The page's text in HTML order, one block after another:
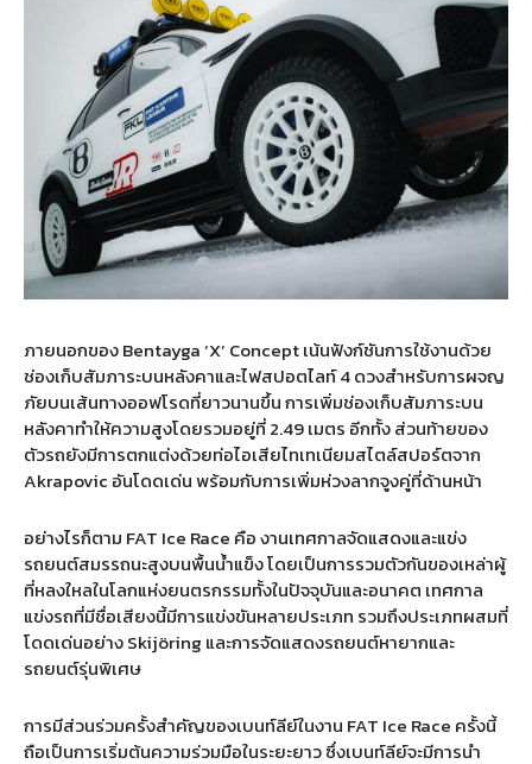
ภายนอกของBentayga ‘X’ Conceptเน้นฟังก์ชันการใช้งานด้วย
ช่องเก็บสัมภาระบนหลังคาและไฟสปอตไลท์4ดวงสำหรับการผจญ
ภัยบนเส้นทางออฟโรดที่ยาวนานขึ้น การเพิ่มช่องเก็บสัมภาระบน
หลังคาทำให้ความสูงโดยรวมอยู่ที่2.49เมตร อีกทั้ง ส่วนท้ายของ
ตัวรถยังมีการตกแต่งด้วยท่อไอเสียไทเทเนียมสไตล์สปอร์ตจาก
Akrapovic อันโดดเด่น พร้อมกับการเพิ่มห่วงลากจูงคู่ที่ด้านหน้า
อย่างไรก็ตาม FAT Ice Race คือ งานเทศกาลจัดแสดงและแข่ง
รถยนต์สมรรถนะสูงบนพื้นน้ำแข็ง โดยเป็นการรวมตัวกันของเหล่าผู้
ที่หลงใหลในโลกแห่งยนตรกรรมทั้งในปัจจุบันและอนาคต เทศกาล
แข่งรถที่มีชื่อเสียงนี้มีการแข่งขันหลายประเภท รวมถึงประเภทผสมที่
โดดเด่นอย่างSkijöring และการจัดแสดงรถยนต์หายากและ
รถยนต์รุ่นพิเศษ
การมีส่วนร่วมครั้งสำคัญของเบนท์ลีย์ในงาน FAT Ice Race ครั้งนี้
ถือเป็นการเริ่มต้นความร่วมมือในระยะยาว ซึ่งเบนท์ลีย์จะมีการนำ